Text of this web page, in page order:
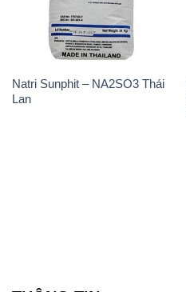
Natri Sunphit – NA2SO3 Thái
Lan